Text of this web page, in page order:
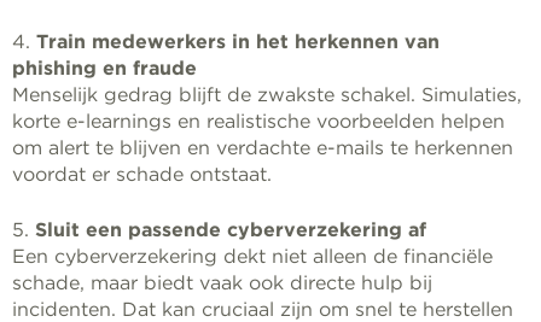
4. Train medewerkers in het herkennen van
phishing en fraude
Menselijk gedrag blijft de zwakste schakel. Simulaties,
korte e-learnings en realistische voorbeelden helpen
om alert te blijven en verdachte e-mails te herkennen
voordat er schade ontstaat.
5. Sluit een passende cyberverzekering af
Een cyberverzekering dekt niet alleen de financiële
schade, maar biedt vaak ook directe hulp bij
incidenten. Dat kan cruciaal zijn om snel te herstellen